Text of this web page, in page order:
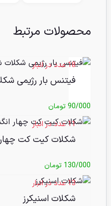
محصولات مرتبط
18 عدد در انبار
فیتنس بار رژیمی
90/000تومان
11 عدد در انبار
شکلات کیت کت
130/000 تومان
13 عدد در انبار
شکلات اسنیکرز